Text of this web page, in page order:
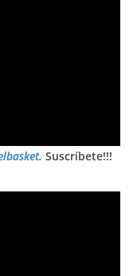
. Suscríbete!!!